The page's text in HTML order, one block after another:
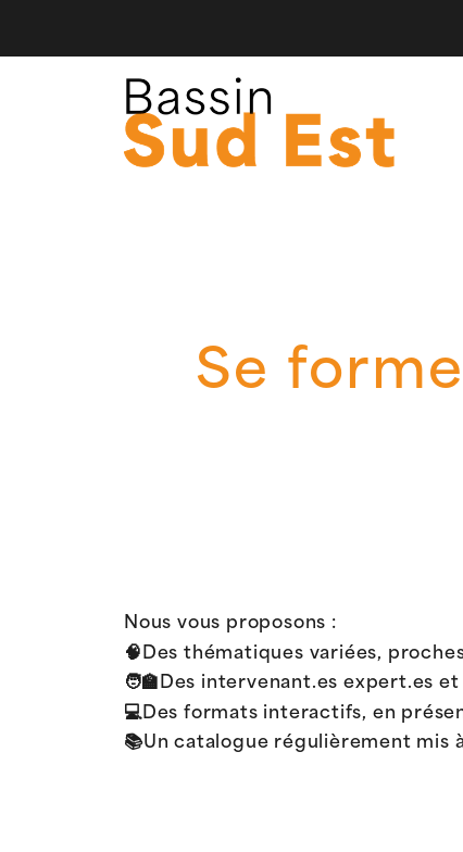
Se
Nous vous proposons :
🧠Des thématiques variées,
🧑‍🏫Des intervenant.es expert.es
💻Des formats interactifs, en
📚Un catalogue régulièrement mis